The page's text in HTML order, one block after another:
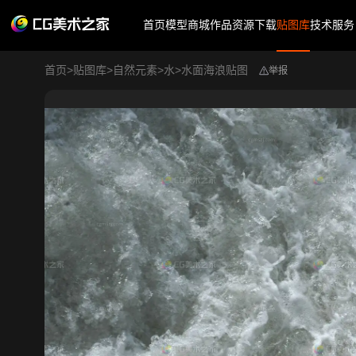
首页模型商城作品资源下载贴图库技术服务
首页>贴图库>自然元素>水>水面海浪贴图 举报